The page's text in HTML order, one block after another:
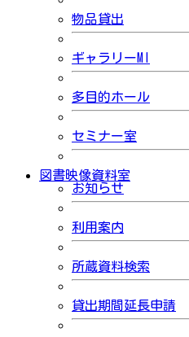
物品貸出
ギャラリーMI
多目的ホール
セミナー室
図書映像資料室
お知らせ
利用案内
所蔵資料検索
貸出期間延長申請